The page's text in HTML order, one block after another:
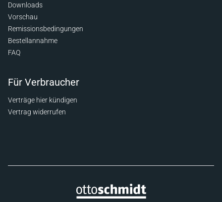
Downloads
Vorschau
Remissionsbedingungen
Bestellannahme
FAQ
Für Verbraucher
Verträge hier kündigen
Vertrag widerrufen